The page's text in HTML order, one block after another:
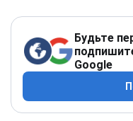
Будьте
Google